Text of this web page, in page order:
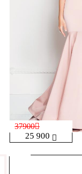
25 900
37900